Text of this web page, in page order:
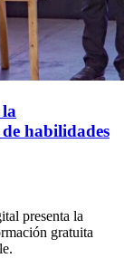
habilidades
presenta la
gratuita